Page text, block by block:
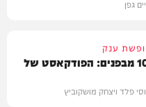
גפן
ענק
הצצה לכלא 10 מבפנים: הפודקאסט של
פלד ויצחק מושקוביץ